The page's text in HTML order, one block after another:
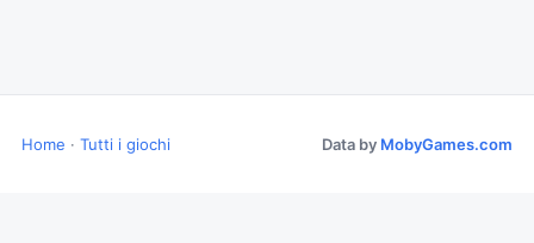
Home · Tutti i giochi Data by MobyGames.com